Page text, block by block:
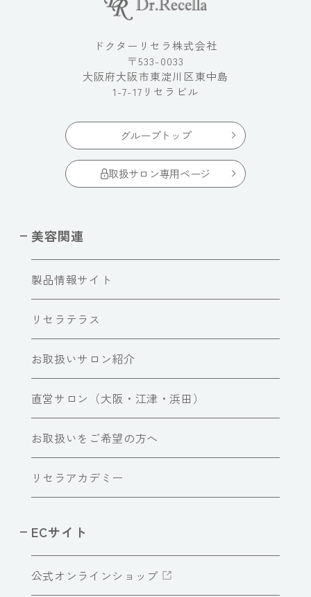
ドクターリセラ株式会社
〒533-0033
大阪府大阪市東淀川区東中島
1-7-17リセラビル
グループトップ
取扱サロン専用ページ
美容関連
製品情報サイト
リセラテラス
お取扱いサロン紹介
直営サロン（大阪・江津・浜田）
お取扱いをご希望の方へ
リセラアカデミー
ECサイト
公式オンラインショップ